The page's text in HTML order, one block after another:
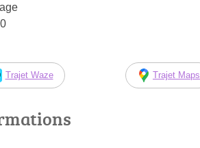
Trajet Waze Trajet Maps